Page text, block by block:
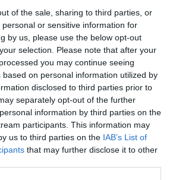
of the sale, sharing to third parties, or
or sensitive information for
by us, please use the below opt-out
selection. Please note that after your
you may continue seeing
based on personal information utilized by
disclosed to third parties prior to
separately opt-out of the further
information by third parties on the
participants. This information may
us to third parties on the IAB’s List of
that may further disclose it to other
painting
– 13:00 & 13:00 – 14:00 | Μικροί
για παιδιά 6 – 11 ετών
Μουσείο Φωταερίου